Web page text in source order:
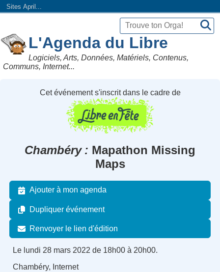
Sites April...
L'Agenda du Libre
Logiciels, Arts, Données, Matériels, Contenus,
Communs, Internet...
Cet événement s'inscrit dans le cadre de
Chambéry
Mapathon Missing
Maps
Ajouter à mon agenda
Dupliquer événement
Renvoyer le lien d'édition
Le lundi 28 mars 2022 de 18h00 à 20h00.
Chambéry, Internet